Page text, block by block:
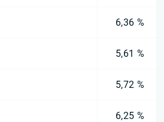
6,36 %
5,61 %
5,72 %
6,25 %